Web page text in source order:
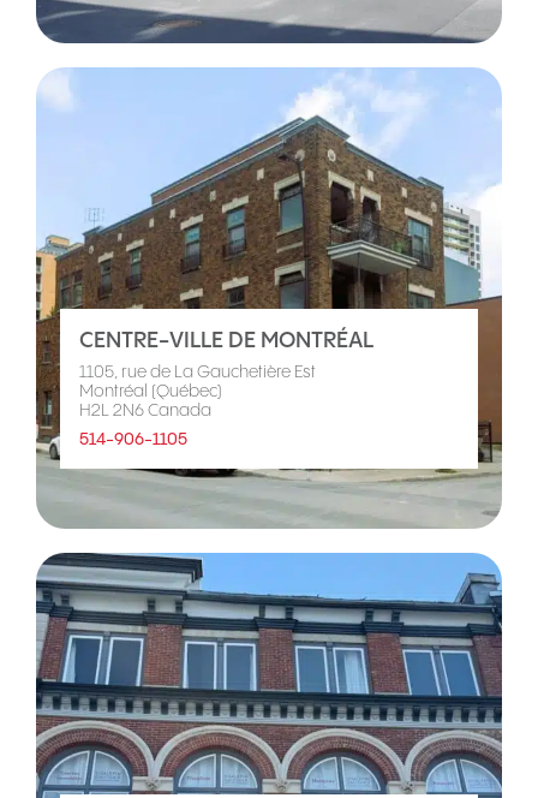
CENTRE-VILLE DE MONTRÉAL
1105, rue de La Gauchetière Est
Montréal (Québec)
H2L 2N6 Canada
514-906-1105